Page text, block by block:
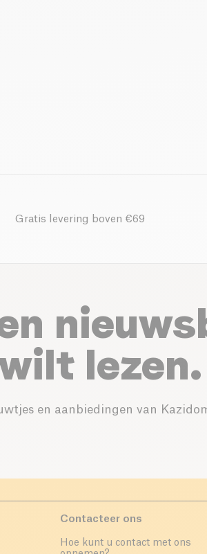
Gratis levering boven €69
lezen.
en aanbiedingen van
Contacteer ons
Hoe kunt u contact met ons